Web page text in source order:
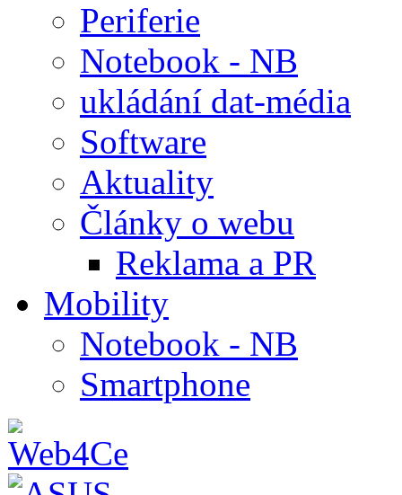
Periferie
Notebook - NB
ukládání dat-média
Software
Aktuality
Články o webu
Reklama a PR
Mobility
Notebook - NB
Smartphone